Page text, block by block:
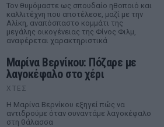
Τον θυμόμαστε ως σπουδαίο ηθοποιό και
καλλιτέχνη που αποτέλεσε, μαζί με την
Αλίκη, αναπόσπαστο κομμάτι της
μεγάλης οικογένειας της Φίνος Φιλμ,
αναφέρεται χαρακτηριστικά
Μαρίνα Βερνίκου: Πόζαρε με
λαγοκέφαλο στο χέρι
ΧΤΕΣ
Η Μαρίνα Βερνίκου εξηγεί πώς να
αντιδρούμε όταν συναντάμε λαγοκέφαλο
στη θάλασσα